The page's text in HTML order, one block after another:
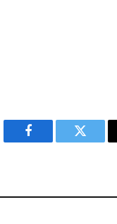
Facebook Twitter